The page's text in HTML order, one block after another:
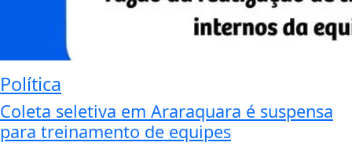
Política
Coleta seletiva em Araraquara é suspensa
para treinamento de equipes